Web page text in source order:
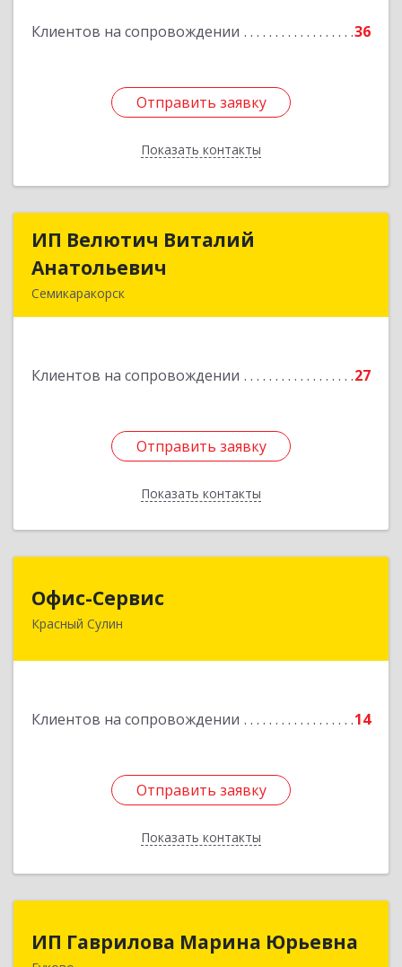
Клиентов на сопровождении 36
Отправить заявку
Показать контакты
Отправить заявку
Назад
ИП Велютич Виталий
Анатольевич
Семикаракорск
Клиентов на сопровождении 27
Отправить заявку
Показать контакты
ИП Велютич Виталий
Подробнее
Отправить заявку
Назад
Офис-Сервис
Красный Сулин
Клиентов на сопровождении 14
Отправить заявку
Показать контакты
346350, Ростовская обл, р-н Красносулинский,
Отправить заявку
Назад
ИП Гаврилова Марина Юрьевна